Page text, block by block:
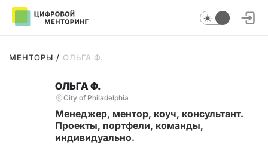
МЕНТОРЫ / ОЛЬГА Ф.
ОЛЬГА Ф.
City of Philadelphia
Менеджер, ментор, коуч, консультант.
Проекты, портфели, команды,
индивидуально.